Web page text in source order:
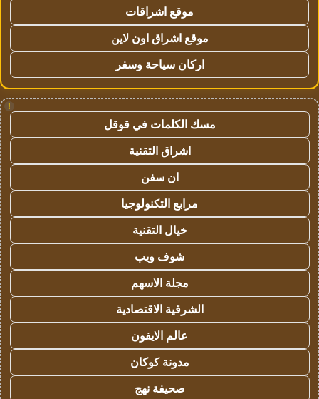
موقع اشراقات
موقع اشراق اون لاين
اركان سياحة وسفر
!
مسك الكلمات في قوقل
اشراق التقنية
ان سفن
مرابع التكنولوجيا
خيال التقنية
شوف ويب
مجلة الاسهم
الشرقية الاقتصادية
عالم الايفون
مدونة كوكان
صحيفة نهج